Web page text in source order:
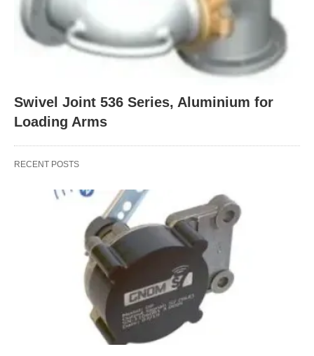
Swivel Joint 536 Series, Aluminium for
Loading Arms
RECENT POSTS